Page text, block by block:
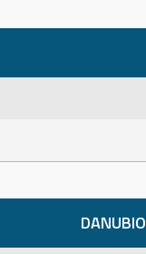
DANUBIO